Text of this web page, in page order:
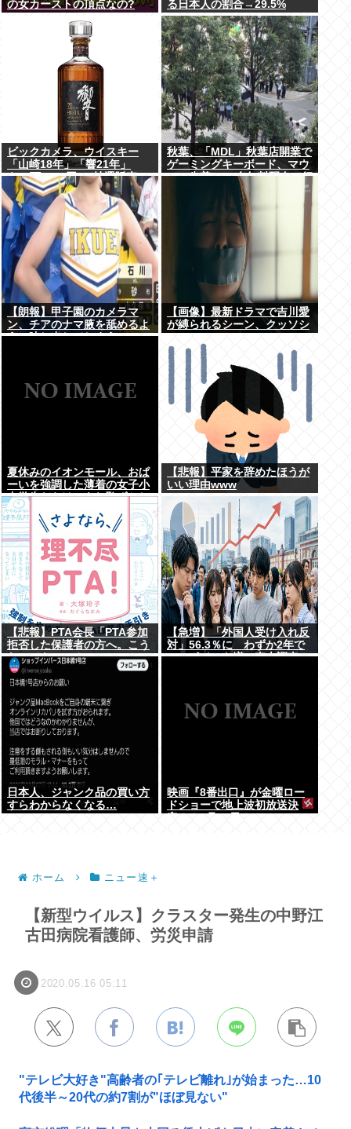
の女カーストの頂点なの?
る日本人の割合→29.5%
ビックカメラ、ウイスキー
「山崎18年」「響21年」
を”6万7100円”で抽選販売
秋葉、「MDL」秋葉店開業で
ゲーミングキーボード、マウ
ス、先着1000名無料配布で行
列。まだいけるぞ急げ!!
【朗報】甲子園のカメラマ
ン、チアのナマ腋を舐めるよ
うに映し出してしまう
【画像】最新ドラマで吉川愛
が縛られるシーン、クッソシ
夏休みのイオンモール、おぱ
ーいを強調した薄着の女子小
中学生だらけ。あれ恥ずかし
くないの？
【悲報】平家を辞めたほうが
いい理由www
【悲報】PTA会長「PTA参加
拒否した保護者の方へ。こう
なってもいい？」
【急増】「外国人受け入れ反
対」56.3％に わずか2年で
20.7ポイント増、東大調査
日本人、ジャンク品の買い方
すらわからなくなる…
映画『8番出口』が金曜ロー
ドショーで地上波初放送決
ホーム ニュー速＋
【新型ウイルス】クラスター発生の中野江
古田病院看護師、労災申請
2020.05.16 05:11
"テレビ大好き"高齢者の｢テレビ離れ｣が始まった…10
代後半～20代の約7割が"ほぼ見ない"